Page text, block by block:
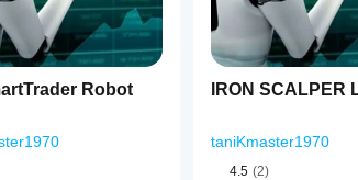
정한 제한에 따라), 과도한 노출을 만들지
DaxSmartTrader Robot IRON SCALPER
taniKmaster1970
4.5 (2)